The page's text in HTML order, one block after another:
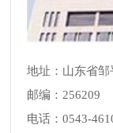
地址：山东省
邮编：256209
电话：0543-